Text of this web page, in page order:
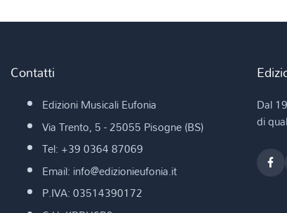
Contatti
Edizioni Musicali Eufonia
Via Trento, 5 - 25055 Pisogne (BS)
Tel: +39 0364 87069
Email: info@edizionieufonia.it
P.IVA: 03514390172
Dal
di